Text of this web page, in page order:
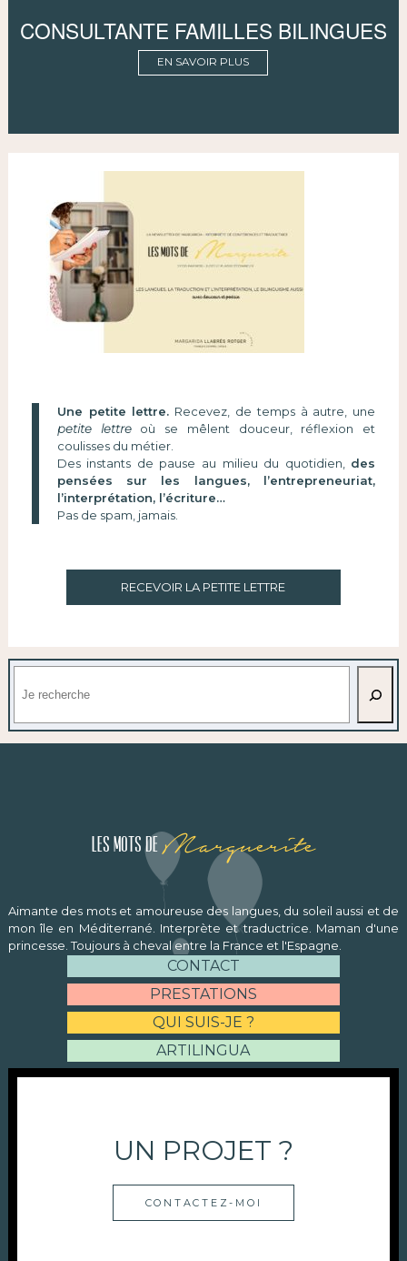
CONSULTANTE FAMILLES BILINGUES
EN SAVOIR PLUS
Une petite lettre. Recevez, de temps à autre, une
petite lettreoù se mêlent douceur, réflexion et
coulisses du métier.
Des instants de pause au milieu du quotidien, des
pensées sur les langues, l’entrepreneuriat,
l’interprétation, l’écriture…
Pas de spam, jamais.
RECEVOIR LA PETITE LETTRE
Les mots de Marguerite
Aimante des mots et amoureuse des langues, du soleil aussi et de
mon île en Méditerrané. Interprète et traductrice. Maman d'une
princesse. Toujours à cheval entre la France et l'Espagne.
CONTACT
PRESTATIONS
QUI SUIS-JE ?
ARTILINGUA
UN PROJET ?
CONTACTEZ-MOI